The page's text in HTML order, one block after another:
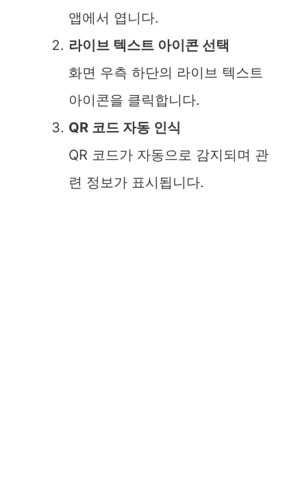
앱에서 엽니다.
라이브 텍스트 아이콘 선택
화면 우측 하단의 라이브 텍스트
아이콘을 클릭합니다.
QR 코드 자동 인식
QR 코드가 자동으로 감지되며 관
련 정보가 표시됩니다.